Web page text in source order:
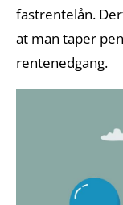
fastrentelån.
at man taper
rentenedgang.